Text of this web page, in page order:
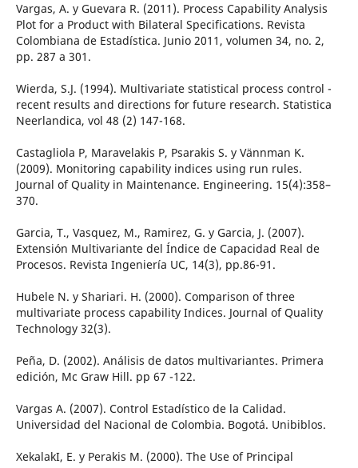
Vargas, A. y Guevara R. (2011). Process Capability Analysis
Plot for a Product with Bilateral Specifications. Revista
Colombiana de Estadística. Junio 2011, volumen 34, no. 2,
pp. 287 a 301.
Wierda, S.J. (1994). Multivariate statistical process control -
recent results and directions for future research. Statistica
Neerlandica, vol 48 (2) 147-168.
Castagliola P, Maravelakis P, Psarakis S. y Vännman K.
(2009). Monitoring capability indices using run rules.
Journal of Quality in Maintenance. Engineering. 15(4):358–
370.
Garcia, T., Vasquez, M., Ramirez, G. y Garcia, J. (2007).
Extensión Multivariante del Índice de Capacidad Real de
Procesos. Revista Ingeniería UC, 14(3), pp.86-91.
Hubele N. y Shariari. H. (2000). Comparison of three
multivariate process capability Indices. Journal of Quality
Technology 32(3).
Peña, D. (2002). Análisis de datos multivariantes. Primera
edición, Mc Graw Hill. pp 67 -122.
Vargas A. (2007). Control Estadístico de la Calidad.
Universidad del Nacional de Colombia. Bogotá. Unibiblos.
XekalakI, E. y Perakis M. (2000). The Use of Principal